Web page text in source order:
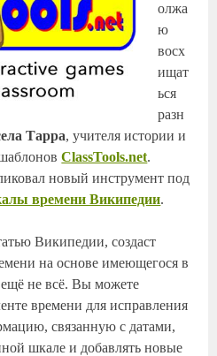
олжа
ю
восх
ищат
ься
разн
Тарра, учителя истории и
ClassTools.net.
новый инструмент под
времени Википедии.
Википедии, создаст
на основе имеющегося в
ещё не всё. Вы можете
времени для исправления
связанную с датами,
шкале и добавлять новые